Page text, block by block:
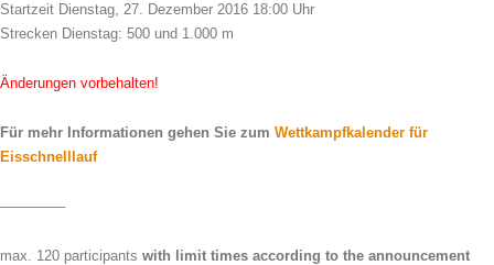
Startzeit Dienstag, 27. Dezember 2016 18:00 Uhr
Strecken Dienstag: 500 und 1.000 m
Änderungen vorbehalten!
Für mehr Informationen gehen Sie zum Wettkampfkalender für
Eisschnelllauf
————–
max. 120 participants with limit times according to the announcement